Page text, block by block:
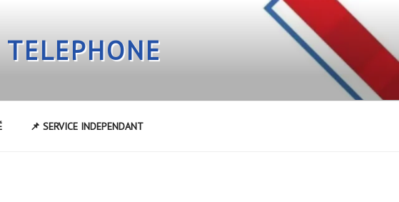
📌 SERVICE INDEPENDANT